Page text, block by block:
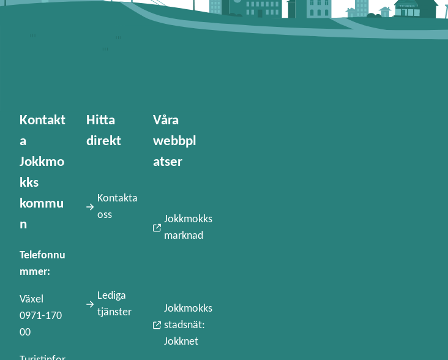
Kontakt
a
Jokkmo
kks
kommu
n
Telefonnu
mmer:
Växel
0971-170
00
Hitta
direkt
Kontakta
oss
Lediga
tjänster
Våra
webbpl
atser
Jokkmokks
marknad
Jokkmokks
stadsnät:
Jokknet